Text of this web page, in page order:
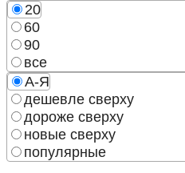
20
60
90
все
А-Я
дешевле сверху
дороже сверху
новые сверху
популярные